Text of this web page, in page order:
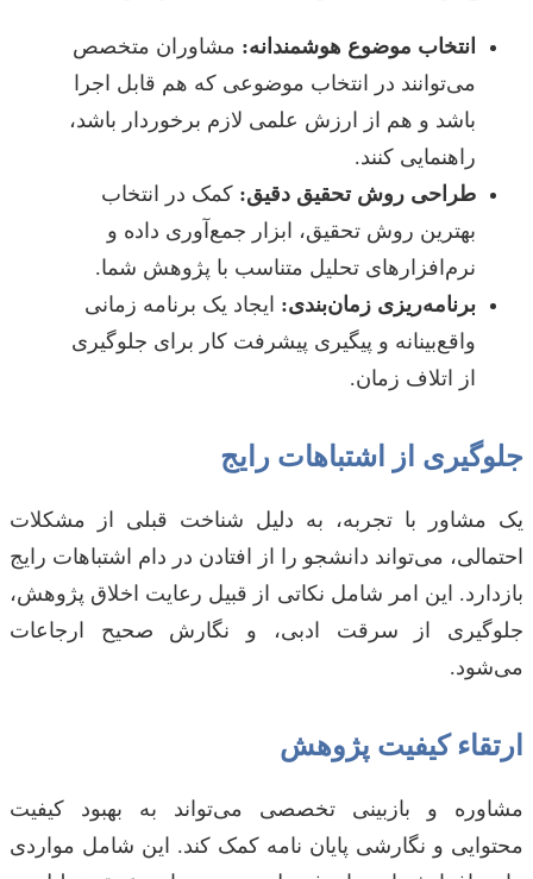
انتخاب موضوع هوشمندانه: مشاوران متخصص
می‌توانند در انتخاب موضوعی که هم قابل اجرا
باشد و هم از ارزش علمی لازم برخوردار باشد،
راهنمایی کنند.
طراحی روش تحقیق دقیق: کمک در انتخاب
بهترین روش تحقیق، ابزار جمع‌آوری داده و
نرم‌افزارهای تحلیل متناسب با پژوهش شما.
برنامه‌ریزی زمان‌بندی: ایجاد یک برنامه زمانی
واقع‌بینانه و پیگیری پیشرفت کار برای جلوگیری
از اتلاف زمان.
جلوگیری از اشتباهات رایج
یک مشاور با تجربه، به دلیل شناخت قبلی از مشکلات
احتمالی، می‌تواند دانشجو را از افتادن در دام اشتباهات رایج
بازدارد. این امر شامل نکاتی از قبیل رعایت اخلاق پژوهش،
جلوگیری از سرقت ادبی، و نگارش صحیح ارجاعات
می‌شود.
ارتقاء کیفیت پژوهش
مشاوره و بازبینی تخصصی می‌تواند به بهبود کیفیت
محتوایی و نگارشی پایان نامه کمک کند. این شامل مواردی